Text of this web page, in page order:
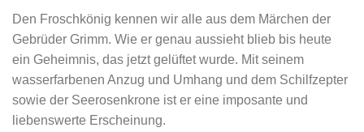
Den Froschkönig kennen wir alle aus dem Märchen der
Gebrüder Grimm. Wie er genau aussieht blieb bis heute
ein Geheimnis, das jetzt gelüftet wurde. Mit seinem
wasserfarbenen Anzug und Umhang und dem Schilfzepter
sowie der Seerosenkrone ist er eine imposante und
liebenswerte Erscheinung.